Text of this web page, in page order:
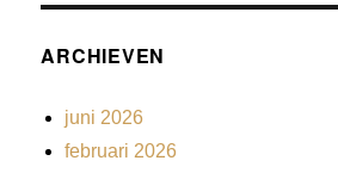
ARCHIEVEN
juni 2026
februari 2026